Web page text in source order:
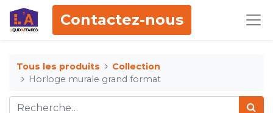
Contactez-nous
Tous les produits
Collection
Horloge murale grand format